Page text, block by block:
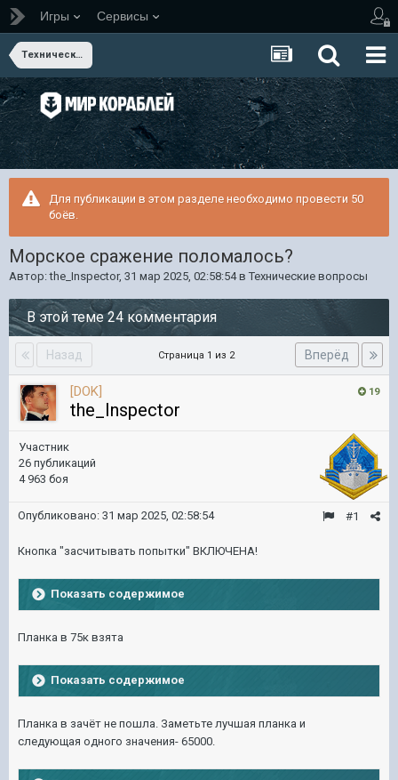
Игры Сервисы
Технические вопросы
Для публикации в этом разделе необходимо провести 50
боёв.
Морское сражение поломалось?
Автор:the_Inspector, 31 мар 2025, 02:58:54в Технические вопросы
В этой теме 24 комментария
Назад Вперёд
Страница 1 из 2
19
[DOK]
the_Inspector
Участник
26 публикаций
4 963 боя
#1
Опубликовано: 31 мар 2025, 02:58:54
Кнопка "засчитывать попытки" ВКЛЮЧЕНА!
Показать содержимое
Планка в 75к взята
Показать содержимое
Планка в зачёт не пошла. Заметьте лучшая планка и
следующая одного значения- 65000.